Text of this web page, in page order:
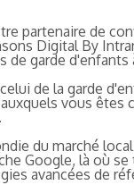
partenaire de
Digital By
de garde
de la garde
vous
du marché
Google, là où
avancées de